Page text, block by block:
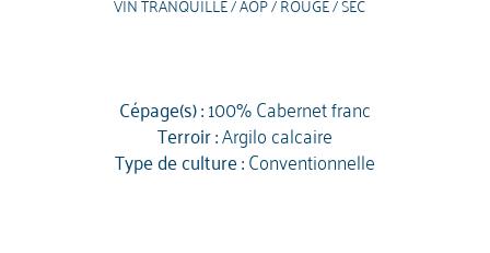
Cépage(s) :100% Cabernet franc
Terroir :Argilo calcaire
Type de culture :Conventionnelle